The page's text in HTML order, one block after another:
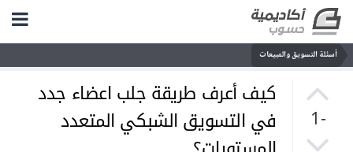
أسئلة التسويق والمبيعات
-1
كيف أعرف طريقة جلب اعضاء جدد
في التسويق الشبكي المتعدد